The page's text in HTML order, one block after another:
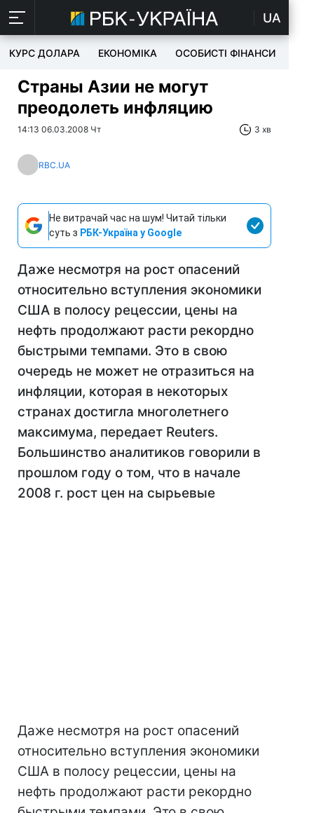
UA
КУРС ДОЛАРА ЕКОНОМІКА ОСОБИСТІ ФІНАНСИ
Страны Азии не могут
преодолеть инфляцию
14:13 06.03.2008 Чт 3 хв
RBC.UA
Не витрачай час на шум! Читай тільки
суть з РБК-Україна у Google
Даже несмотря на рост опасений
относительно вступления экономики
США в полосу рецессии, цены на
нефть продолжают расти рекордно
быстрыми темпами. Это в свою
очередь не может не отразиться на
инфляции, которая в некоторых
странах достигла многолетнего
максимума, передает Reuters.
Большинство аналитиков говорили в
прошлом году о том, что в начале
2008 г. рост цен на сырьевые
Даже несмотря на рост опасений
относительно вступления экономики
США в полосу рецессии, цены на
нефть продолжают расти рекордно